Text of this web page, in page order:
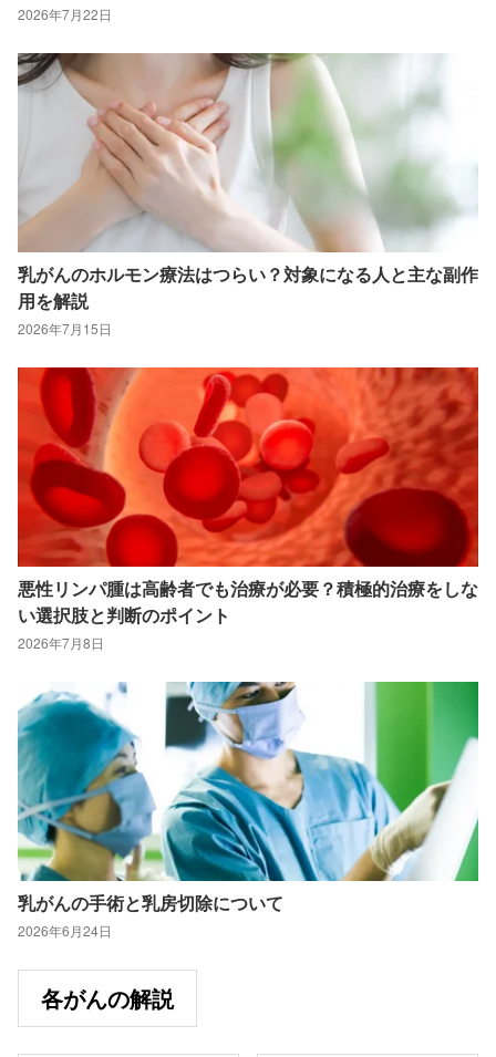
2026年7月22日
乳がんのホルモン療法はつらい？対象になる人と主な副作
用を解説
2026年7月15日
悪性リンパ腫は高齢者でも治療が必要？積極的治療をしな
い選択肢と判断のポイント
2026年7月8日
乳がんの手術と乳房切除について
2026年6月24日
各がんの解説